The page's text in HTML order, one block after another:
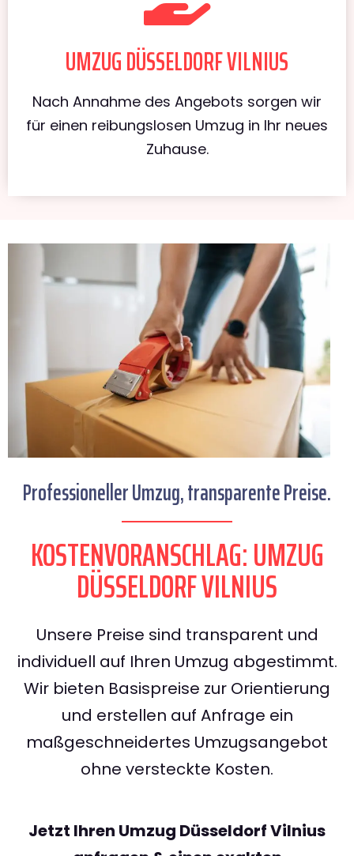
UMZUG DÜSSELDORF VILNIUS
Nach Annahme des Angebots sorgen wir
für einen reibungslosen Umzug in Ihr neues
Zuhause.
Professioneller Umzug, transparente Preise.
KOSTENVORANSCHLAG: UMZUG
DÜSSELDORF VILNIUS
Unsere Preise sind transparent und
individuell auf Ihren Umzug abgestimmt.
Wir bieten Basispreise zur Orientierung
und erstellen auf Anfrage ein
maßgeschneidertes Umzugsangebot
ohne versteckte Kosten.
Jetzt Ihren Umzug Düsseldorf Vilnius